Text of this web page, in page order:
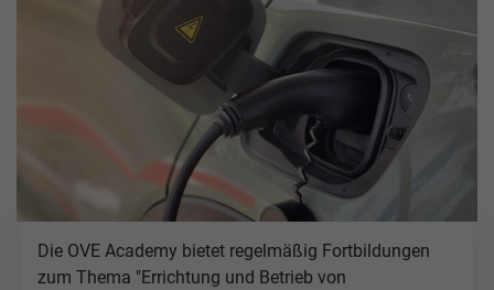
Die OVE Academy bietet regelmäßig Fortbildungen
zum Thema "Errichtung und Betrieb von